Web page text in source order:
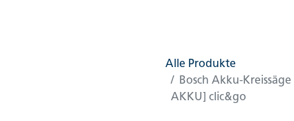
Alle Produkte
Bosch Akku-
AKKU] clic&go